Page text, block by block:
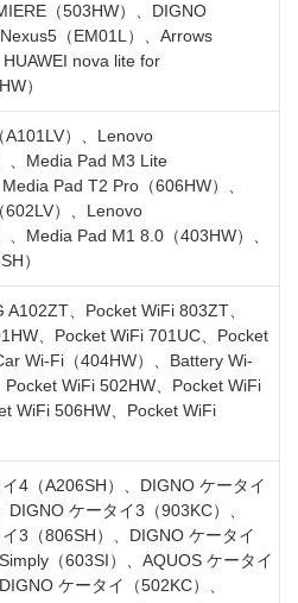
（503HW）、DIGNO
（EM01L）、Arrows
nova lite for
）
A101LV）、Lenovo
、Media Pad M3 Lite
Pad T2 Pro（606HW）、
602LV）、Lenovo
、Media Pad M1 8.0（403HW）、
）
A102ZT、Pocket WiFi 803ZT、
、Pocket WiFi 701UC、Pocket
Wi-Fi（404HW）、Battery Wi-
Pocket WiFi 502HW、Pocket WiFi
WiFi 506HW、Pocket WiFi
4（A206SH）、DIGNO ケータイ
DIGNO ケータイ3（903KC）、
3（806SH）、DIGNO ケータイ
（603SI）、AQUOS ケータイ
ケータイ（502KC）、